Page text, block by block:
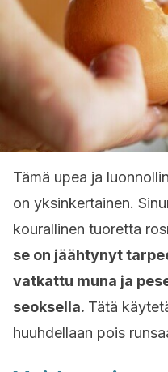
Tämä upea ja
on yksinkertainen.
kourallinen tuoretta
se on jäähtynyt
vatkattu muna ja
seoksella. Tätä
huuhdellaan pois